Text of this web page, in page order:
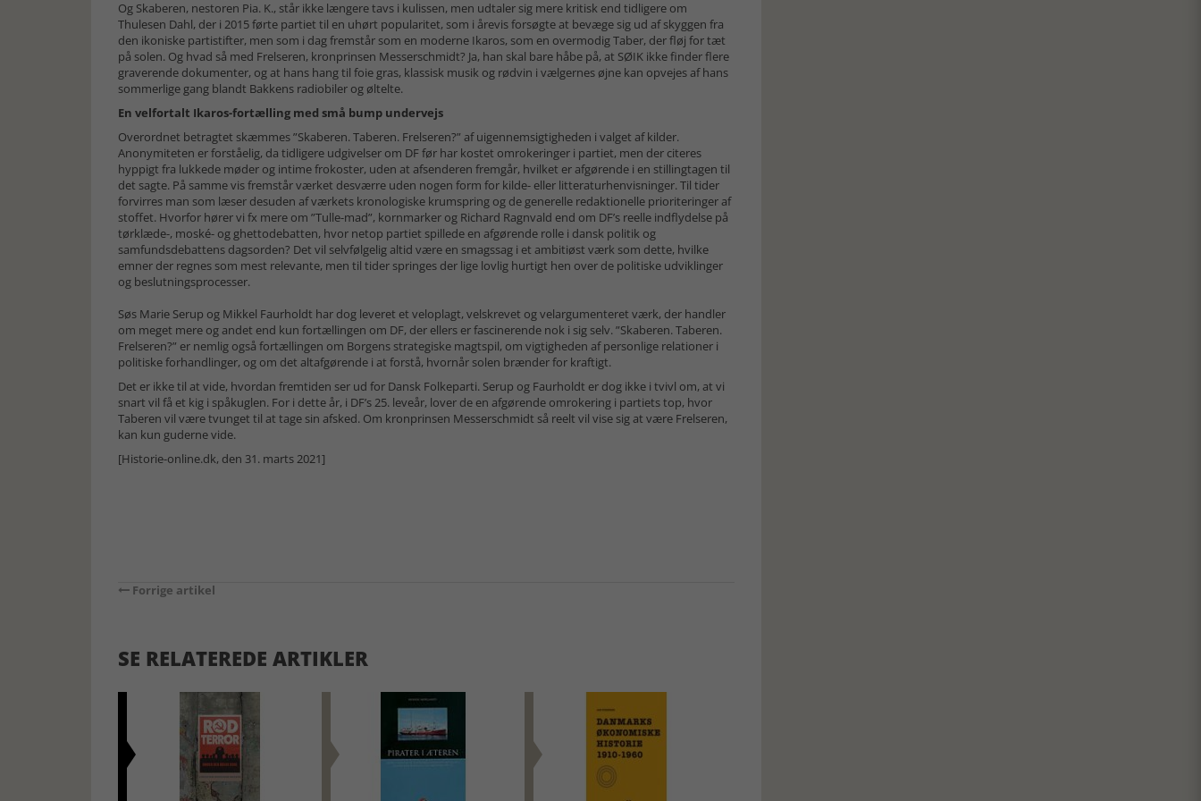
Og Skaberen, nestoren Pia. K., står ikke længere tavs i kulissen, men udtaler sig mere kritisk end tidligere om
Thulesen Dahl, der i 2015 førte partiet til en uhørt popularitet, som i årevis forsøgte at bevæge sig ud af skyggen fra
den ikoniske partistifter, men som i dag fremstår som en moderne Ikaros, som en overmodig Taber, der fløj for tæt
på solen. Og hvad så med Frelseren, kronprinsen Messerschmidt? Ja, han skal bare håbe på, at SØIK ikke finder flere
graverende dokumenter, og at hans hang til foie gras, klassisk musik og rødvin i vælgernes øjne kan opvejes af hans
sommerlige gang blandt Bakkens radiobiler og øltelte.
En velfortalt Ikaros-fortælling med små bump undervejs
Overordnet betragtet skæmmes ”Skaberen. Taberen. Frelseren?” af uigennemsigtigheden i valget af kilder.
Anonymiteten er forståelig, da tidligere udgivelser om DF før har kostet omrokeringer i partiet, men der citeres
hyppigt fra lukkede møder og intime frokoster, uden at afsenderen fremgår, hvilket er afgørende i en stillingtagen til
det sagte. På samme vis fremstår værket desværre uden nogen form for kilde- eller litteraturhenvisninger. Til tider
forvirres man som læser desuden af værkets kronologiske krumspring og de generelle redaktionelle prioriteringer af
stoffet. Hvorfor hører vi fx mere om ”Tulle-mad”, kornmarker og Richard Ragnvald end om DF’s reelle indflydelse på
tørklæde-, moské- og ghettodebatten, hvor netop partiet spillede en afgørende rolle i dansk politik og
samfundsdebattens dagsorden? Det vil selvfølgelig altid være en smagssag i et ambitiøst værk som dette, hvilke
emner der regnes som mest relevante, men til tider springes der lige lovlig hurtigt hen over de politiske udviklinger
og beslutningsprocesser.
Søs Marie Serup og Mikkel Faurholdt har dog leveret et veloplagt, velskrevet og velargumenteret værk, der handler
om meget mere og andet end kun fortællingen om DF, der ellers er fascinerende nok i sig selv. ”Skaberen. Taberen.
Frelseren?” er nemlig også fortællingen om Borgens strategiske magtspil, om vigtigheden af personlige relationer i
politiske forhandlinger, og om det altafgørende i at forstå, hvornår solen brænder for kraftigt.
Det er ikke til at vide, hvordan fremtiden ser ud for Dansk Folkeparti. Serup og Faurholdt er dog ikke i tvivl om, at vi
snart vil få et kig i spåkuglen. For i dette år, i DF’s 25. leveår, lover de en afgørende omrokering i partiets top, hvor
Taberen vil være tvunget til at tage sin afsked. Om kronprinsen Messerschmidt så reelt vil vise sig at være Frelseren,
kan kun guderne vide.
[Historie-online.dk, den 31. marts 2021]
Forrige artikel
SE RELATEREDE ARTIKLER